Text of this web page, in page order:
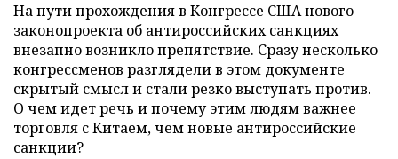
На пути прохождения в Конгрессе США нового
законопроекта об антироссийских санкциях
внезапно возникло препятствие. Сразу несколько
конгрессменов разглядели в этом документе
скрытый смысл и стали резко выступать против.
О чем идет речь и почему этим людям важнее
торговля с Китаем, чем новые антироссийские
санкции?